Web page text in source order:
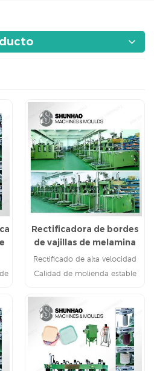
Rectificadora de bordes
de vajillas de melamina
completamente
automática
Rectificado de alta velocidad
Calidad de molienda estable